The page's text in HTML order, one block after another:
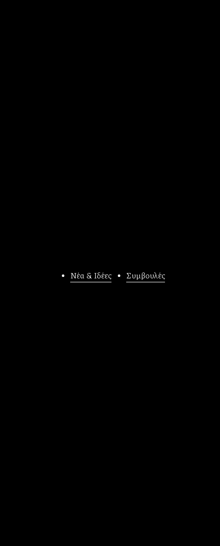
Νέα & Ιδέες Συμβουλές